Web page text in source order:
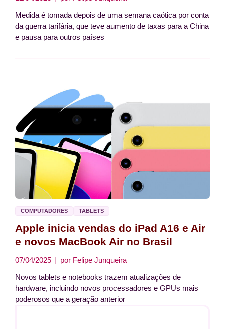
Medida é tomada depois de uma semana caótica por conta
da guerra tarifária, que teve aumento de taxas para a China
e pausa para outros países
COMPUTADORES TABLETS
Apple inicia vendas do iPad A16 e Air
e novos MacBook Air no Brasil
07/04/2025 por Felipe Junqueira
Novos tablets e notebooks trazem atualizações de
hardware, incluindo novos processadores e GPUs mais
poderosos que a geração anterior